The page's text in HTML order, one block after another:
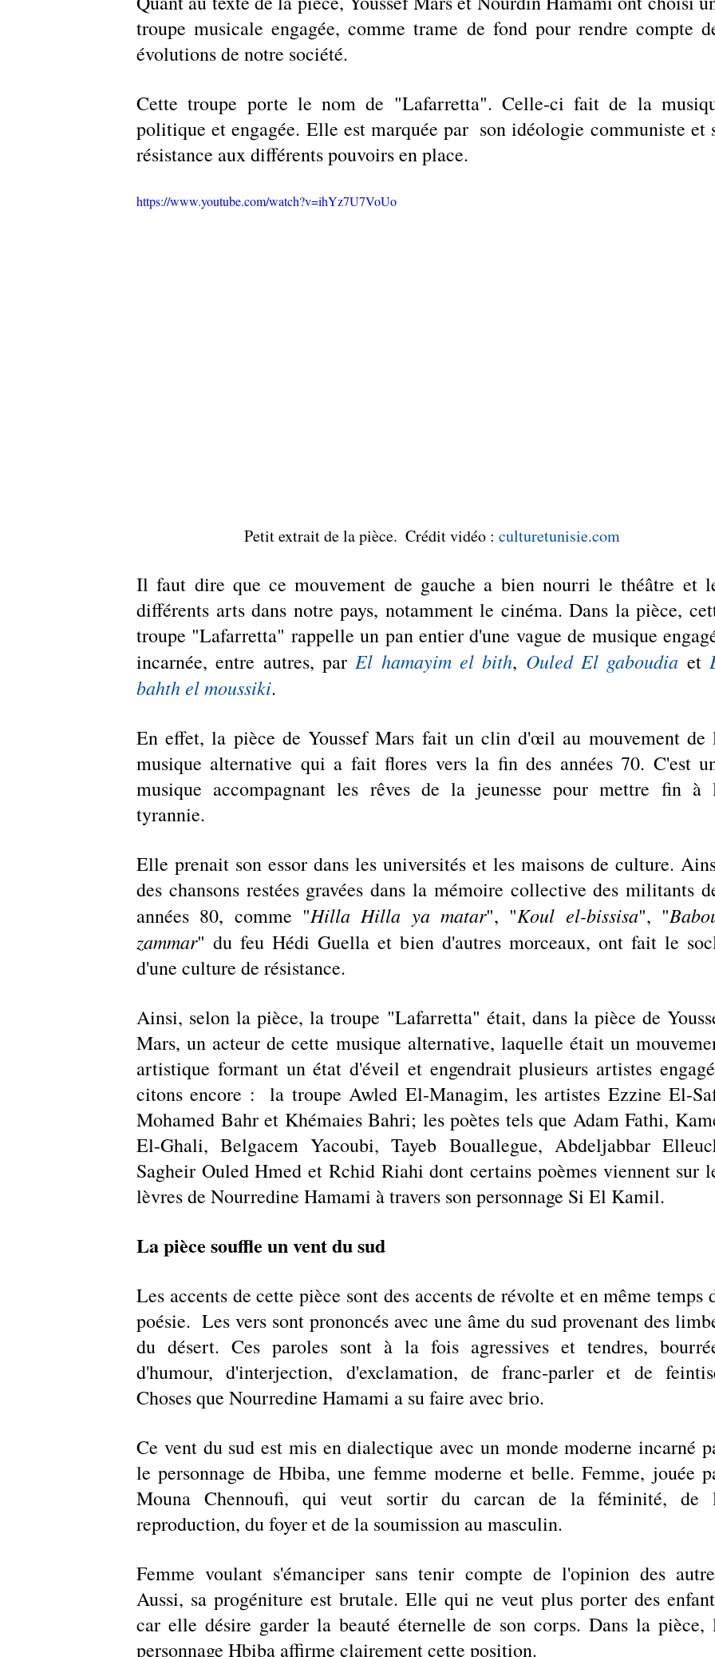
troupe musicale engagée, comme trame de fond pour rendre compte
évolutions de notre société.
Cette troupe porte le nom de "Lafarretta". Celle-ci fait de la
politique et engagée. Elle est marquée par  son idéologie communiste et
résistance aux différents pouvoirs en place.
https://www.youtube.com/watch?v=ihYz7U7VoUo
Petit extrait de la pièce.  Crédit vidéo : culturetunisie.com
Il faut dire que ce mouvement de gauche a bien nourri le théâtre et
différents arts dans notre pays, notamment le cinéma. Dans la pièce,
troupe "Lafarretta" rappelle un pan entier d'une vague de musique
incarnée, entre autres, par El hamayim el bith, Ouled El gaboudia et
bahth el moussiki.
En effet, la pièce de Youssef Mars fait un clin d'œil au mouvement de
musique alternative qui a fait flores vers la fin des années 70. C'est
musique accompagnant les rêves de la jeunesse pour mettre fin à
tyrannie.
Elle prenait son essor dans les universités et les maisons de culture.
des chansons restées gravées dans la mémoire collective des militants
années 80, comme "Hilla Hilla ya matar", "Koul el-bissisa", "
zammar" du feu Hédi Guella et bien d'autres morceaux, ont fait le
d'une culture de résistance.
Ainsi, selon la pièce, la troupe "Lafarretta" était, dans la pièce de
Mars, un acteur de cette musique alternative, laquelle était un
artistique formant un état d'éveil et engendrait plusieurs artistes
citons encore :  la troupe Awled El-Managim, les artistes Ezzine El-
Mohamed Bahr et Khémaies Bahri; les poètes tels que Adam Fathi,
El-Ghali, Belgacem Yacoubi, Tayeb Bouallegue, Abdeljabbar
Sagheir Ouled Hmed et Rchid Riahi dont certains poèmes viennent sur
lèvres de Nourredine Hamami à travers son personnage Si El Kamil.
La pièce souffle un vent du sud
Les accents de cette pièce sont des accents de révolte et en même temps
poésie.  Les vers sont prononcés avec une âme du sud provenant des
du désert. Ces paroles sont à la fois agressives et tendres,
d'humour, d'interjection, d'exclamation, de franc-parler et de
Choses que Nourredine Hamami a su faire avec brio.
Ce vent du sud est mis en dialectique avec un monde moderne incarné
le personnage de Hbiba, une femme moderne et belle. Femme, jouée
Mouna Chennoufi, qui veut sortir du carcan de la féminité, de
reproduction, du foyer et de la soumission au masculin.
Femme voulant s'émanciper sans tenir compte de l'opinion des
Aussi, sa progéniture est brutale. Elle qui ne veut plus porter des
car elle désire garder la beauté éternelle de son corps. Dans la pièce,
personnage Hbiba affirme clairement cette position.